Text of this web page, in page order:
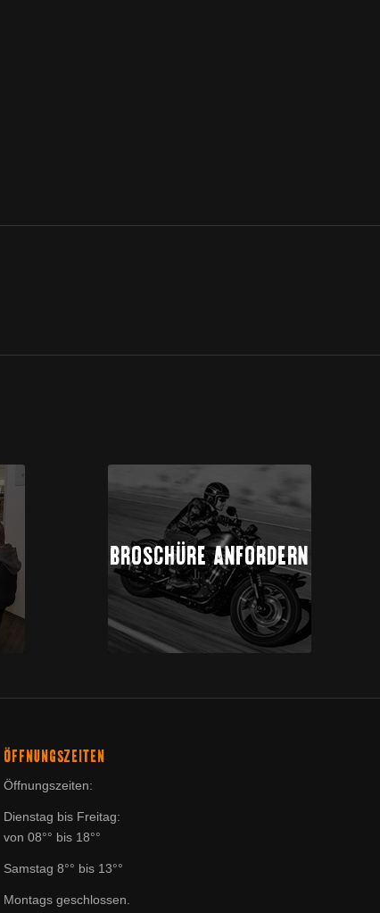
BROSCHÜRE ANFORDERN
ÖFFNUNGSZEITEN
Öffnungszeiten:
Dienstag bis Freitag:
von 08°° bis 18°°
Samstag 8°° bis 13°°
Montags geschlossen.